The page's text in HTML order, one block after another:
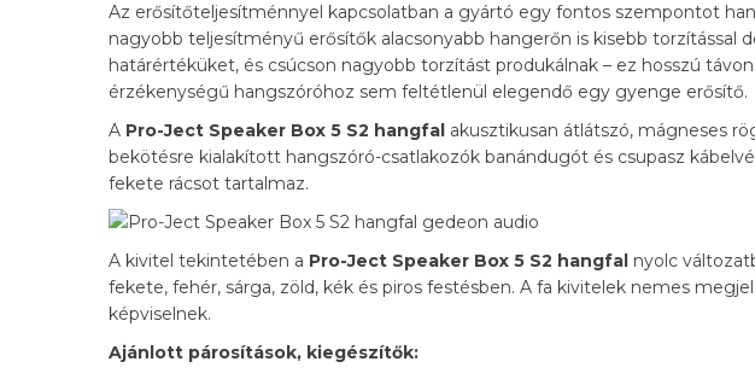
Az erősítőteljesítménnyel kapcsolatban a gyártó egy fontos szempontot
nagyobb teljesítményű erősítők alacsonyabb hangerőn is kisebb torzítással
határértéküket, és csúcson nagyobb torzítást produkálnak – ez hosszú
érzékenységű hangszóróhoz sem feltétlenül elegendő egy gyenge erősítő.
A Pro-Ject Speaker Box 5 S2 hangfal akusztikusan átlátszó, mágneses
bekötésre kialakított hangszóró-csatlakozók banándugót és csupasz
fekete rácsot tartalmaz.
A kivitel tekintetében a Pro-Ject Speaker Box 5 S2 hangfal nyolc
fekete, fehér, sárga, zöld, kék és piros festésben. A fa kivitelek nemes
képviselnek.
Ajánlott párosítások, kiegészítők: